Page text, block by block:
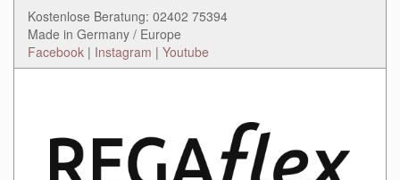
Kostenlose Beratung: 02402 75394
Made in Germany / Europe
Facebook | Instagram | Youtube